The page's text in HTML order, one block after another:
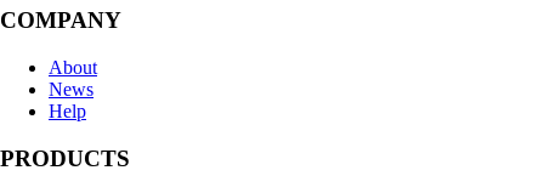
COMPANY
About
News
Help
PRODUCTS